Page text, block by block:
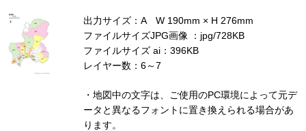
出力サイズ：A W 190mm × H 276mm
ファイルサイズJPG画像 ：jpg/728KB
ファイルサイズ ai：396KB
レイヤー数：6～7
・地図中の文字は、ご使用のPC環境によって元デ
ータと異なるフォントに置き換えられる場合があ
ります。